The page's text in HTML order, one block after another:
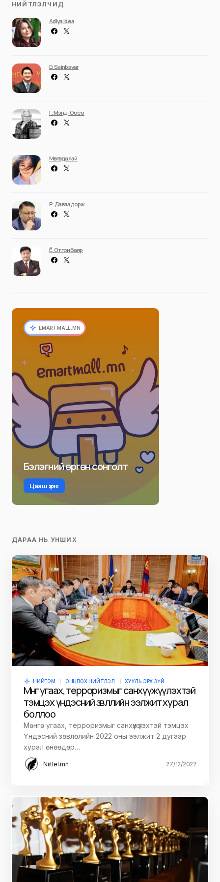
НИЙТЛЭЛЧИД
Adiya Idea
D. Sainbayar
Г. Мэнд-Ооёо
Мөнгөндалай
Р. Даваадорж
Ё. Отгонбаяр
EMARTMALL.MN
Бэлэгний өргөн сонголт
Цааш үзэх
ДАРАА НЬ УНШИХ
НИЙГЭМ ОНЦЛОХ НИЙТЛЭЛ ХУУЛЬ ЭРХ ЗҮЙ
Мөнгө угаах, терроризмыг санхүүжүүлэхтэй
тэмцэх үндэсний зөвлөлийн ээлжит хурал
боллоо
Мөнгө угаах, терроризмыг санхүүжүүлэхтэй тэмцэх
Үндэсний зөвлөлийн 2022 оны ээлжит 2 дугаар
хурал өнөөдөр…
Niitlel.mn 27/12/2022